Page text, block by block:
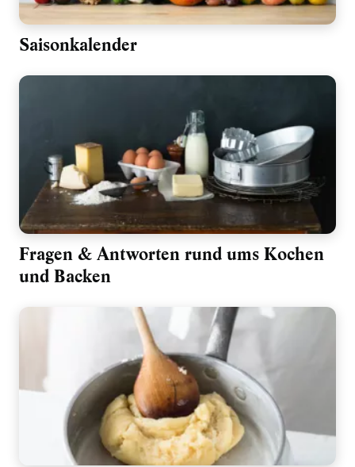
Saisonkalender
Fragen & Antworten rund ums Kochen
und Backen